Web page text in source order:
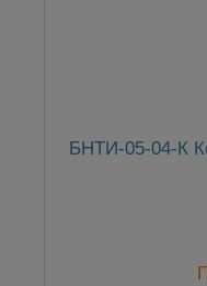
БНТИ-05-04-К